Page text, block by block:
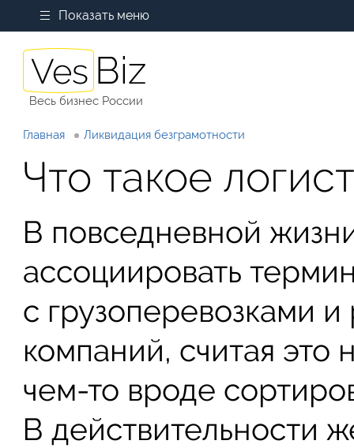
Показать меню
Весь бизнес России
Главная Ликвидация безграмотности
Что такое
В повседневной
ассоциировать
с грузоперевозками
компаний, считая это
чем-то вроде
В действительности